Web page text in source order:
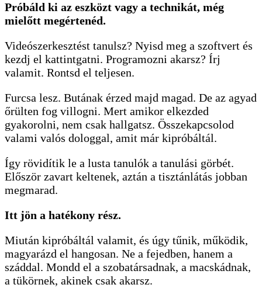
Próbáld ki az eszközt vagy a technikát, még
mielőtt megértenéd.
Videószerkesztést tanulsz? Nyisd meg a szoftvert és
kezdj el kattintgatni. Programozni akarsz? Írj
valamit. Rontsd el teljesen.
Furcsa lesz. Butának érzed majd magad. De az agyad
őrülten fog villogni. Mert amikor elkezded
gyakorolni, nem csak hallgatsz. Összekapcsolod
valami valós dologgal, amit már kipróbáltál.
Így rövidítik le a lusta tanulók a tanulási görbét.
Először zavart keltenek, aztán a tisztánlátás jobban
megmarad.
Itt jön a hatékony rész.
Miután kipróbáltál valamit, és úgy tűnik, működik,
magyarázd el hangosan. Ne a fejedben, hanem a
száddal. Mondd el a szobatársadnak, a macskádnak,
a tükörnek, akinek csak akarsz.